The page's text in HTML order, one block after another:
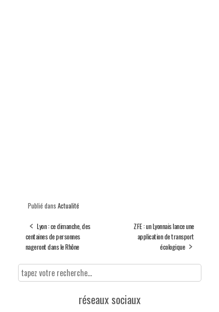
Publié dans Actualité
Lyon : ce dimanche, des
centaines de personnes
nageront dans le Rhône
ZFE : un Lyonnais lance une
application de transport
écologique
réseaux sociaux